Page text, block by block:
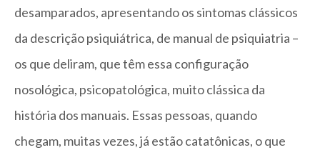
desamparados, apresentando os sintomas clássicos
da descrição psiquiátrica, de manual de psiquiatria –
os que deliram, que têm essa configuração
nosológica, psicopatológica, muito clássica da
história dos manuais. Essas pessoas, quando
chegam, muitas vezes, já estão catatônicas, o que